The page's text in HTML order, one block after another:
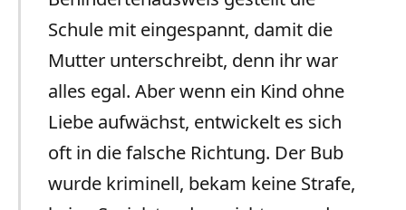
Schule mit eingespannt, damit die
Mutter unterschreibt, denn ihr war
alles egal. Aber wenn ein Kind ohne
Liebe aufwächst, entwickelt es sich
oft in die falsche Richtung. Der Bub
wurde kriminell, bekam keine Strafe,